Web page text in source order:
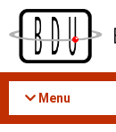
Acessar
conteúdo
Menu